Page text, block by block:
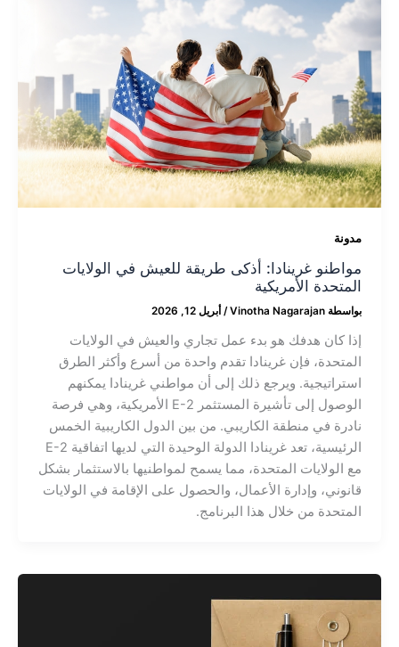
مدونة
مواطنو غرينادا: أذكى طريقة للعيش في الولايات
المتحدة الأمريكية
بواسطة Vinotha Nagarajan
/ أبريل 12, 2026
إذا كان هدفك هو بدء عمل تجاري والعيش في الولايات
المتحدة، فإن غرينادا تقدم واحدة من أسرع وأكثر الطرق
استراتيجية. ويرجع ذلك إلى أن مواطني غرينادا يمكنهم
الوصول إلى تأشيرة المستثمر E-2 الأمريكية، وهي فرصة
نادرة في منطقة الكاريبي. من بين الدول الكاريبية الخمس
الرئيسية، تعد غرينادا الدولة الوحيدة التي لديها اتفاقية E-2
مع الولايات المتحدة، مما يسمح لمواطنيها بالاستثمار بشكل
قانوني، وإدارة الأعمال، والحصول على الإقامة في الولايات
المتحدة من خلال هذا البرنامج.